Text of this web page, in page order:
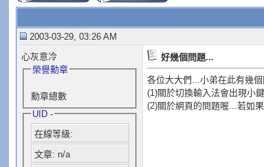
2003-03-29, 03:26 AM
心灰意冷
榮譽勳章
勳章總數
UID -
在線等級:
文章: n/a
好幾個問題...
各位大大們...小弟在此有幾
(1)關於切換輸入法會出現小
(2)關於網頁的問題喔...若如